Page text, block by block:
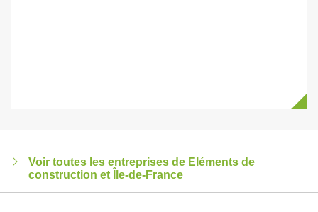
Voir toutes les entreprises de Eléments de
construction et Île-de-France